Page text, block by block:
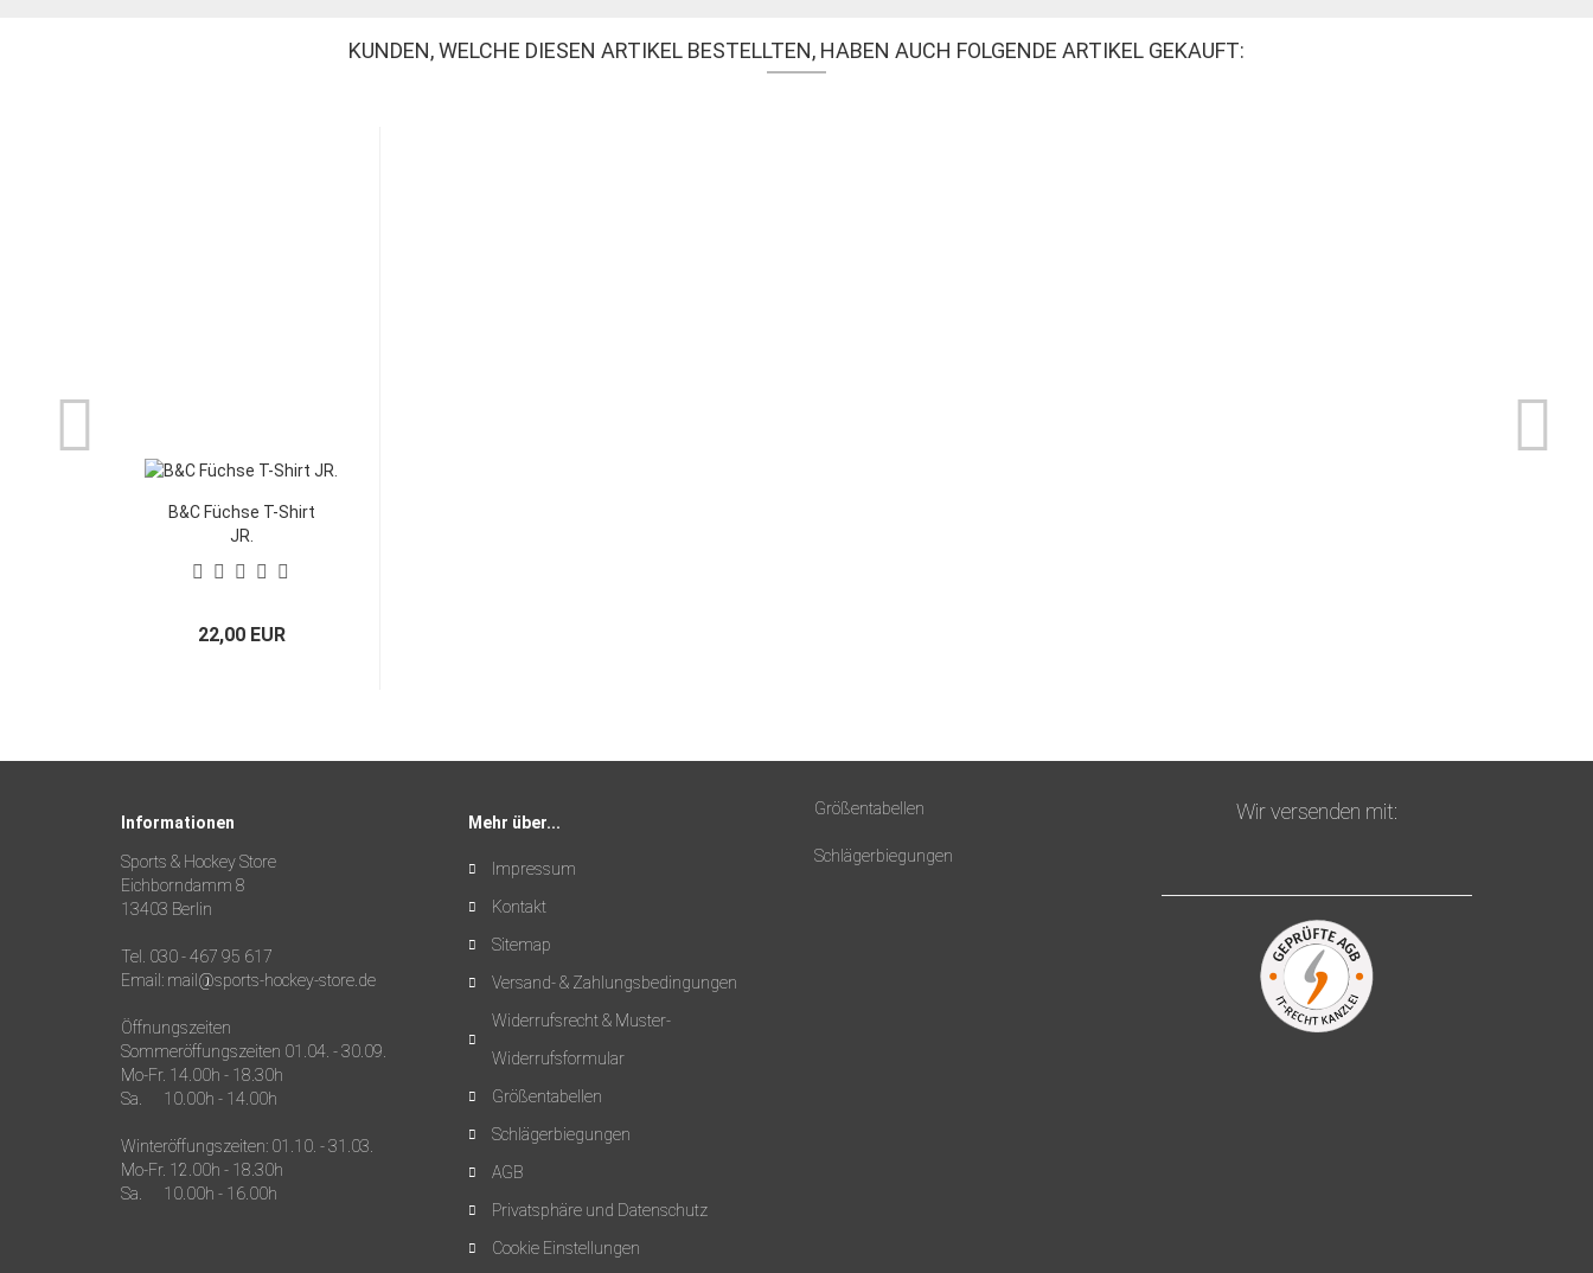
KUNDEN, WELCHE DIESEN ARTIKEL BESTELLTEN, HABEN AUCH FOLGENDE ARTIKEL GEKAUFT:
B&C Füchse T-Shirt
JR.
22,00 EUR
Informationen
Sports & Hockey Store
Eichborndamm 8
13403 Berlin
Tel. 030 - 467 95 617
Email: mail@sports-hockey-store.de
Öffnungszeiten
Sommeröffungszeiten 01.04. - 30.09.
Mo-Fr. 14.00h - 18.30h
Sa. 10.00h - 14.00h
Winteröffungszeiten: 01.10. - 31.03.
Mo-Fr. 12.00h - 18.30h
Sa. 10.00h - 16.00h
Mehr über...
Impressum
Kontakt
Sitemap
Versand- & Zahlungsbedingungen
Widerrufsrecht & Muster-
Widerrufsformular
Größentabellen
Schlägerbiegungen
AGB
Privatsphäre und Datenschutz
Cookie Einstellungen
Größentabellen
Schlägerbiegungen
Wir versenden mit: